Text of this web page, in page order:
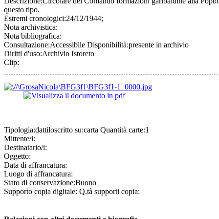
questo tipo.
Estremi cronologici:24/12/1944;
Nota archivistica:
Nota bibliografica:
Consultazione:Accessibile Disponibilità:presente in archivio
Diritti d'uso:Archivio Istoreto
Clip:
Tipologia:dattiloscritto su:carta Quantità carte:1
Mittente/i:
Destinatario/i:
Oggetto:
Data di affrancatura:
Luogo di affrancatura:
Stato di conservazione:Buono
Supporto copia digitale: Q.tà supporti copia: